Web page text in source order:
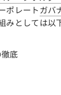
ポレートガバ
みとしては以
底